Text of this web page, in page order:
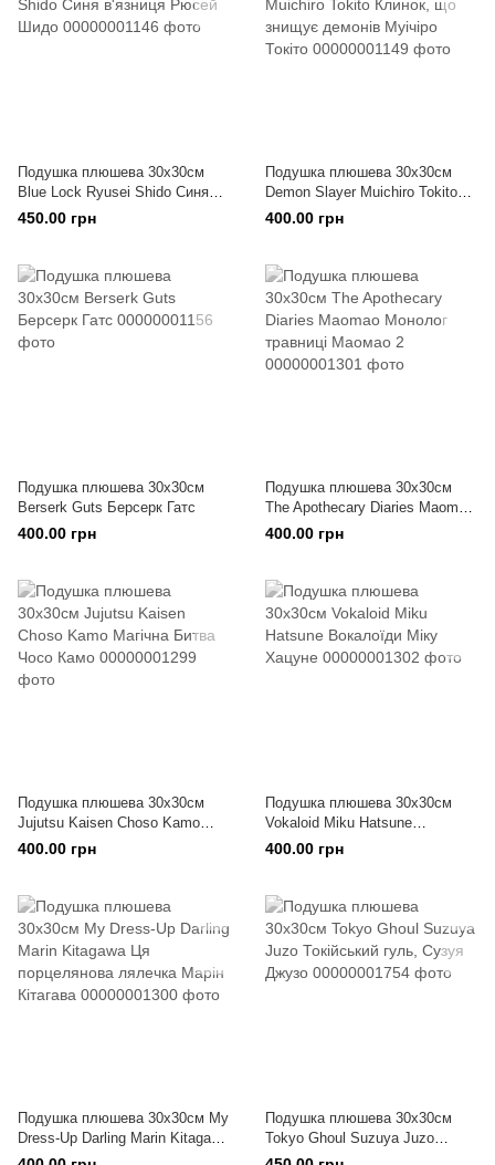
Подушка плюшева 30х30см
Blue Lock Ryusei Shido Синя
в'язниця Рюсей Шидо
450.00 грн
Подушка плюшева 30х30см
Demon Slayer Muichiro Tokito
Клинок, що знищує демонів
Муічіро Токіто
400.00 грн
Подушка плюшева 30х30см
Berserk Guts Берсерк Гатс
400.00 грн
Подушка плюшева 30х30см
The Apothecary Diaries Maomao
Монолог травниці Маомао 2
400.00 грн
Подушка плюшева 30х30см
Jujutsu Kaisen Choso Kamo
Магічна Битва Чосо Камо
400.00 грн
Подушка плюшева 30х30см
Vokaloid Miku Hatsune
Вокалоїди Міку Хацуне
400.00 грн
Подушка плюшева 30х30см My
Dress-Up Darling Marin Kitagawa
Ця порцелянова лялечка Марін
Подушка плюшева 30х30см
Tokyo Ghoul Suzuya Juzo
Токійський гуль, Сузуя Джузо